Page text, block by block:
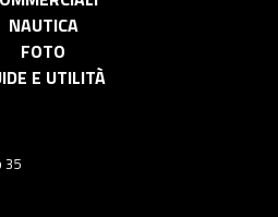
NAUTICA
FOTO
E UTILITÀ
35